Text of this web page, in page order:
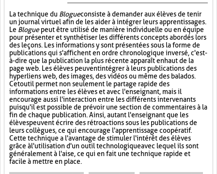
La technique du Blogueconsiste à demander aux élèves de tenir
un journal virtuel afin de les aider à intégrer leurs apprentissages.
Le Bloguepeut être utilisé de manière individuelle ou en équipe
pour présenter et synthétiser les différents concepts abordés lors
des leçons. Les informations y sont présentées sous la forme de
publications qui s'affichent en ordre chronologique inversé, c'est-
à-dire que la publication la plus récente apparaît en haut de la
page web. Les élèves peuvent intégrer à leurs publications des
hyperliens web, des images, des vidéos ou même des balados.
Cet outil permet non seulement le partage rapide des
informations entre les élèves et avec l'enseignant, mais il
encourage aussi l'interaction entre les différents intervenants
puisqu'il est possible de prévoir une section de commentaires à la
fin de chaque publication. Ainsi, autant l'enseignant que les
élèves peuvent écrire des rétroactions sous les publications de
leurs collègues, ce qui encourage l'apprentissage coopératif.
Cette technique a l'avantage de stimuler l'intérêt des élèves
grâce à l'utilisation d'un outil technologique avec lequel ils sont
généralement à l'aise, ce qui en fait une technique rapide et
facile à mettre en place.